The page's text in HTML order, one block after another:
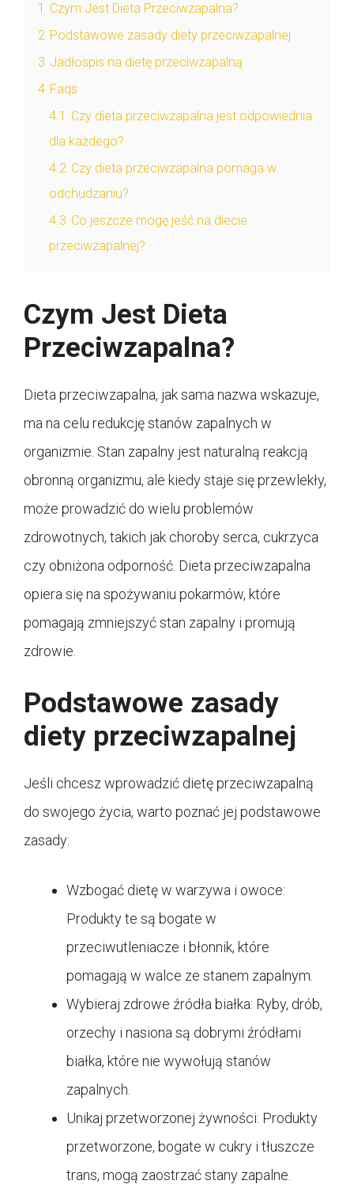
1 Czym Jest Dieta Przeciwzapalna?
2 Podstawowe zasady diety przeciwzapalnej
3 Jadłospis na dietę przeciwzapalną
4 Faqs
4.1 Czy dieta przeciwzapalna jest odpowiednia
dla każdego?
4.2 Czy dieta przeciwzapalna pomaga w
odchudzaniu?
4.3 Co jeszcze mogę jeść na diecie
przeciwzapalnej?
Czym Jest Dieta
Przeciwzapalna?
Dieta przeciwzapalna, jak sama nazwa wskazuje,
ma na celu redukcję stanów zapalnych w
organizmie. Stan zapalny jest naturalną reakcją
obronną organizmu, ale kiedy staje się przewlekły,
może prowadzić do wielu problemów
zdrowotnych, takich jak choroby serca, cukrzyca
czy obniżona odporność. Dieta przeciwzapalna
opiera się na spożywaniu pokarmów, które
pomagają zmniejszyć stan zapalny i promują
zdrowie.
Podstawowe zasady
diety przeciwzapalnej
Jeśli chcesz wprowadzić dietę przeciwzapalną
do swojego życia, warto poznać jej podstawowe
zasady:
Wzbogać dietę w warzywa i owoce:
Produkty te są bogate w
przeciwutleniacze i błonnik, które
pomagają w walce ze stanem zapalnym.
Wybieraj zdrowe źródła białka: Ryby, drób,
orzechy i nasiona są dobrymi źródłami
białka, które nie wywołują stanów
zapalnych.
Unikaj przetworzonej żywności: Produkty
przetworzone, bogate w cukry i tłuszcze
trans, mogą zaostrzać stany zapalne.